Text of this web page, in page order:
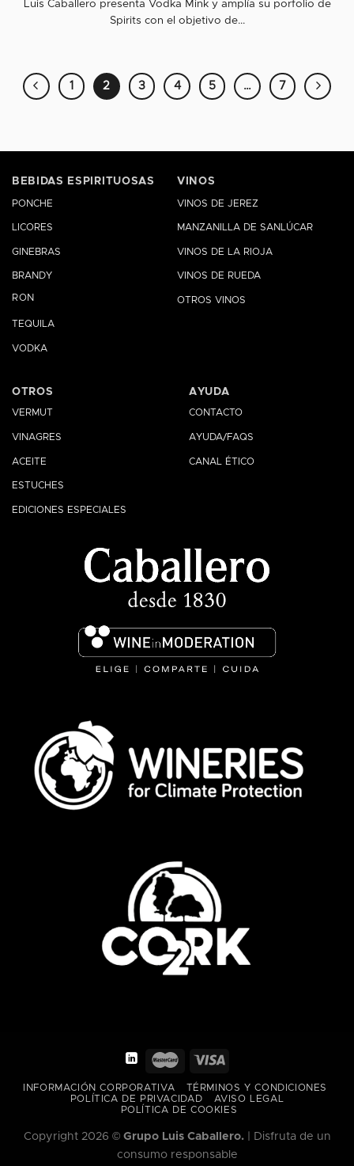
Luis Caballero presenta Vodka Mink y amplía su porfolio de
Spirits con el objetivo de...
1 2 3 4 5 … 7
BEBIDAS ESPIRITUOSAS
PONCHE
LICORES
GINEBRAS
BRANDY
RON
TEQUILA
VODKA
VINOS
VINOS DE JEREZ
MANZANILLA DE SANLÚCAR
VINOS DE LA RIOJA
VINOS DE RUEDA
OTROS VINOS
OTROS
VERMUT
VINAGRES
ACEITE
ESTUCHES
EDICIONES ESPECIALES
AYUDA
CONTACTO
AYUDA/FAQS
CANAL ÉTICO
INFORMACIÓN CORPORATIVA
TÉRMINOS Y CONDICIONES
POLÍTICA DE PRIVACIDAD
AVISO LEGAL
POLÍTICA DE COOKIES
Copyright 2026 © Grupo Luis Caballero.|
Disfruta de un
consumo responsable